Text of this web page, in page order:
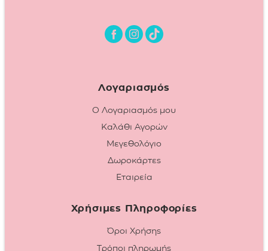
Λογαριασμός
Ο Λογαριασμός μου
Καλάθι Αγορών
Μεγεθολόγιο
Δωροκάρτες
Εταιρεία
Χρήσιμες Πληροφορίες
Όροι Χρήσης
Τρόποι πληρωμής